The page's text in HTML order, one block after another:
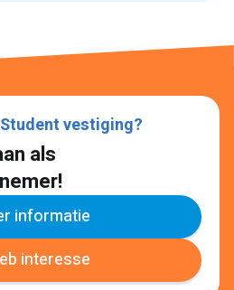
vestiging?
als
informatie
interesse